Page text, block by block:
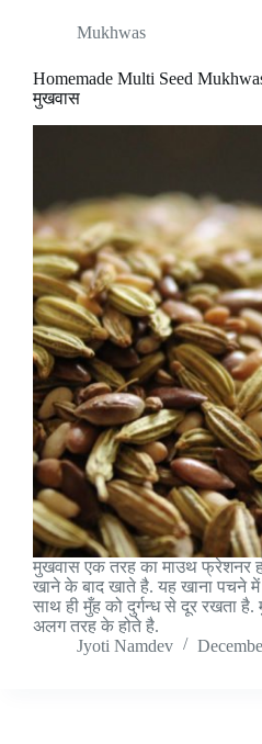
Mukhwas
Homemade Multi Seed
मुखवास
मुखवास एक तरह का माउथ फ्रेशनर
खाने के बाद खाते है. यह खाना पचने
साथ ही मुँह को दुर्गन्ध से दूर रखता
अलग तरह के होते है.
Jyoti Namdev